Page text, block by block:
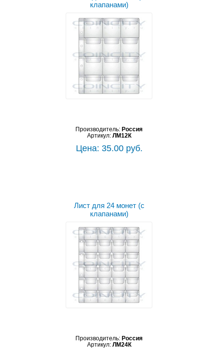
клапанами)
Производитель: Россия
Артикул: ЛМ12К
Цена: 35.00 руб.
Лист для 24 монет (с
клапанами)
Производитель: Россия
Артикул: ЛМ24К